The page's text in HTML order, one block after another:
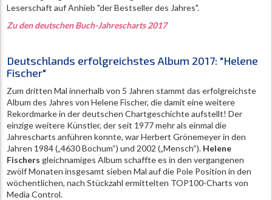
Leserschaft auf Anhieb "der Bestseller des Jahres".
Zu den deutschen Buch-Jahrescharts 2017
Deutschlands erfolgreichstes Album 2017: "Helene
Fischer"
Zum dritten Mal innerhalb von 5 Jahren stammt das erfolgreichste
Album des Jahres von Helene Fischer, die damit eine weitere
Rekordmarke in der deutschen Chartgeschichte aufstellt! Der
einzige weitere Künstler, der seit 1977 mehr als einmal die
Jahrescharts anführen konnte, war Herbert Grönemeyer in den
Jahren 1984 („4630 Bochum“) und 2002 („Mensch“). Helene
Fischers gleichnamiges Album schaffte es in den vergangenen
zwölf Monaten insgesamt sieben Mal auf die Pole Position in den
wöchentlichen, nach Stückzahl ermittelten TOP100-Charts von
Media Control.